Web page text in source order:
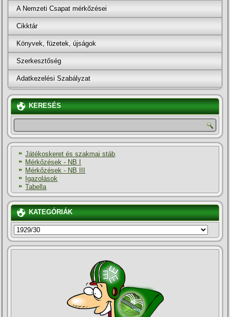
A Nemzeti Csapat mérkőzései
Cikktár
Könyvek, füzetek, újságok
Szerkesztőség
Adatkezelési Szabályzat
KERESÉS
Játékoskeret és szakmai stáb
Mérkőzések - NB I
Mérkőzések - NB III
Igazolások
Tabella
KATEGÓRIÁK
KATEGÓRIÁK